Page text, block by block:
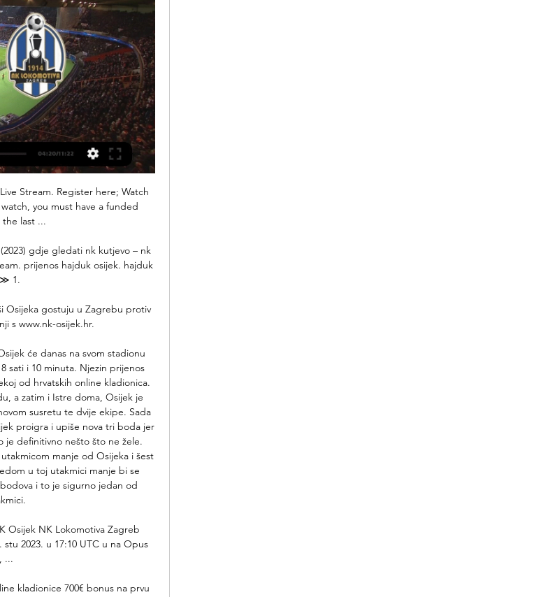
Stream. Register here; Watch
you must have a funded
last ...
gdje gledati nk kutjevo – nk
prijenos hajduk osijek. hajduk
≫ 1.
Osijeka gostuju u Zagrebu protiv
s www.nk-osijek.hr.
će danas na svom stadionu
sati i 10 minuta. Njezin prijenos
od hrvatskih online kladionica.
a zatim i Istre doma, Osijek je
susretu te dvije ekipe. Sada
proigra i upiše nova tri boda jer
je definitivno nešto što ne žele.
manje od Osijeka i šest
u toj utakmici manje bi se
i to je sigurno jedan od
Osijek NK Lokomotiva Zagreb
2023. u 17:10 UTC u na Opus
...
kladionice 700€ bonus na prvu